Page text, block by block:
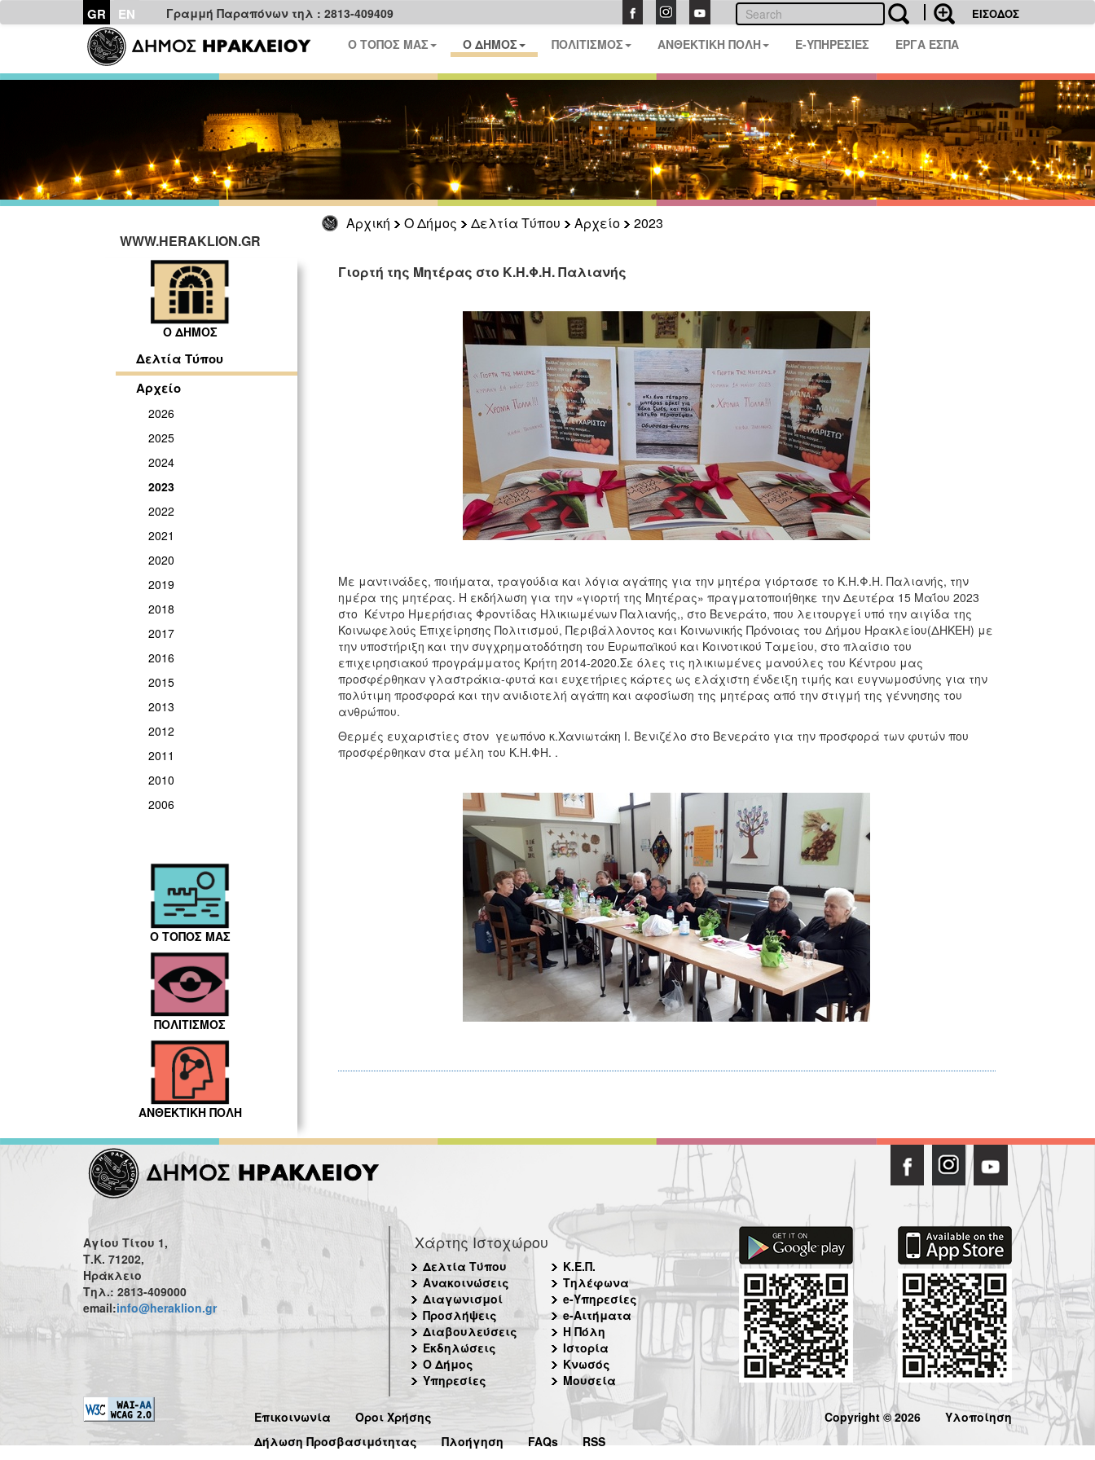
GR EN Γραμμή Παραπόνων τηλ : 2813-409409 ΕΙΣΟΔΟΣ
Ο ΤΟΠΟΣ ΜΑΣ Ο ΔΗΜΟΣ ΠΟΛΙΤΙΣΜΟΣ ΑΝΘΕΚΤΙΚΗ ΠΟΛΗ E-ΥΠΗΡΕΣΙΕΣ ΕΡΓΑ ΕΣΠΑ
Αρχική Ο Δήμος Δελτία Τύπου Αρχείο
2023
WWW.HERAKLION.GR
Ο ΔΗΜΟΣ
Δελτία Τύπου
Αρχείο
2026
2025
2024
2023
2022
2021
2020
2019
2018
2017
2016
2015
2013
2012
2011
2010
2006
Ο ΤΟΠΟΣ ΜΑΣ
ΠΟΛΙΤΙΣΜΟΣ
ΑΝΘΕΚΤΙΚΗ ΠΟΛΗ
Γιορτή της Μητέρας στο Κ.Η.Φ.Η. Παλιανής
Με μαντινάδες, ποιήματα, τραγούδια και λόγια αγάπης για την μητέρα γιόρτασε το Κ.Η.Φ.Η. Παλιανής, την
ημέρα της μητέρας. Η εκδήλωση για την «γιορτή της Μητέρας» πραγματοποιήθηκε την Δευτέρα 15 Μαΐου 2023
στο Κέντρο Ημερήσιας Φροντίδας Ηλικιωμένων Παλιανής,, στο Βενεράτο, που λειτουργεί υπό την αιγίδα της
Κοινωφελούς Επιχείρησης Πολιτισμού, Περιβάλλοντος και Κοινωνικής Πρόνοιας του Δήμου Ηρακλείου(ΔΗΚΕΗ) με
την υποστήριξη και την συγχρηματοδότηση του Ευρωπαϊκού και Κοινοτικού Ταμείου, στο πλαίσιο του
επιχειρησιακού προγράμματος Κρήτη 2014-2020.Σε όλες τις ηλικιωμένες μανούλες του Κέντρου μας
προσφέρθηκαν γλαστράκια-φυτά και ευχετήριες κάρτες ως ελάχιστη ένδειξη τιμής και ευγνωμοσύνης για την
πολύτιμη προσφορά και την ανιδιοτελή αγάπη και αφοσίωση της μητέρας από την στιγμή της γέννησης του
ανθρώπου.
Θερμές ευχαριστίες στον γεωπόνο κ.Χανιωτάκη Ι. Βενιζέλο στο Βενεράτο για την προσφορά των φυτών που
προσφέρθηκαν στα μέλη του Κ.Η.ΦΗ. .
Αγίου Τίτου 1,
Τ.Κ. 71202,
Ηράκλειο
Τηλ.: 2813-409000
email:info@heraklion.gr
Χάρτης Ιστοχώρου
Δελτία Τύπου
Ανακοινώσεις
Διαγωνισμοί
Προσλήψεις
Διαβουλεύσεις
Εκδηλώσεις
Ο Δήμος
Υπηρεσίες
Κ.Ε.Π.
Τηλέφωνα
e-Υπηρεσίες
e-Αιτήματα
Η Πόλη
Ιστορία
Κνωσός
Μουσεία
Επικοινωνία
Όροι Χρήσης
Δήλωση Προσβασιμότητας
Πλοήγηση FAQs RSS
Copyright © 2026 Υλοποίηση